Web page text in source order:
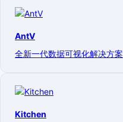
AntV
全新一代数据可视化解决方案
Kitchen